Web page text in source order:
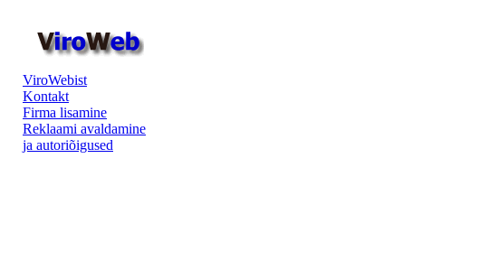
ViroWebist
Kontakt
Firma lisamine
Reklaami avaldamine
ja autoriõigused